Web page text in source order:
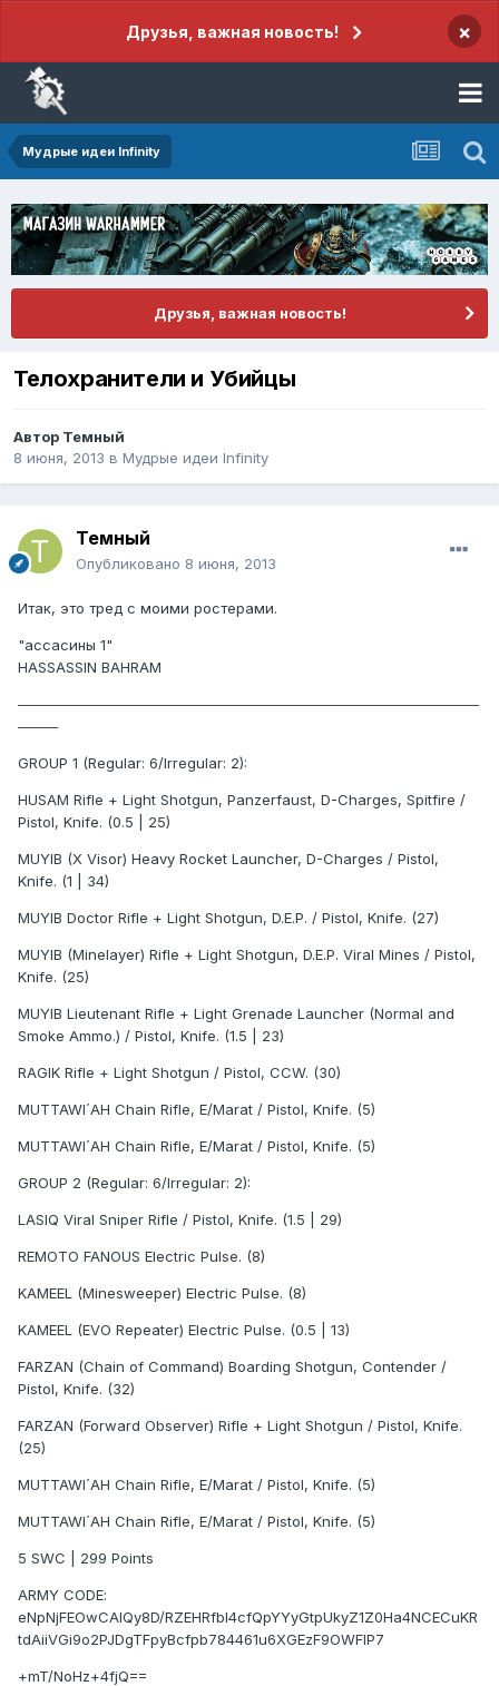
Друзья, важная новость! ×
Мудрые идеи Infinity
Друзья, важная новость!
Телохранители и Убийцы
Автор Темный
8 июня, 2013 в Мудрые идеи Infinity
Темный
Опубликовано 8 июня, 2013
Итак, это тред с моими ростерами.
"ассасины 1"
HASSASSIN BAHRAM
──────────────────────────────────────────────
────
GROUP 1 (Regular: 6/Irregular: 2):
HUSAM Rifle + Light Shotgun, Panzerfaust, D-Charges, Spitfire /
Pistol, Knife. (0.5 | 25)
MUYIB (X Visor) Heavy Rocket Launcher, D-Charges / Pistol,
Knife. (1 | 34)
MUYIB Doctor Rifle + Light Shotgun, D.E.P. / Pistol, Knife. (27)
MUYIB (Minelayer) Rifle + Light Shotgun, D.E.P. Viral Mines / Pistol,
Knife. (25)
MUYIB Lieutenant Rifle + Light Grenade Launcher (Normal and
Smoke Ammo.) / Pistol, Knife. (1.5 | 23)
RAGIK Rifle + Light Shotgun / Pistol, CCW. (30)
MUTTAWI´AH Chain Rifle, E/Marat / Pistol, Knife. (5)
MUTTAWI´AH Chain Rifle, E/Marat / Pistol, Knife. (5)
GROUP 2 (Regular: 6/Irregular: 2):
LASIQ Viral Sniper Rifle / Pistol, Knife. (1.5 | 29)
REMOTO FANOUS Electric Pulse. (8)
KAMEEL (Minesweeper) Electric Pulse. (8)
KAMEEL (EVO Repeater) Electric Pulse. (0.5 | 13)
FARZAN (Chain of Command) Boarding Shotgun, Contender /
Pistol, Knife. (32)
FARZAN (Forward Observer) Rifle + Light Shotgun / Pistol, Knife.
(25)
MUTTAWI´AH Chain Rifle, E/Marat / Pistol, Knife. (5)
MUTTAWI´AH Chain Rifle, E/Marat / Pistol, Knife. (5)
5 SWC | 299 Points
ARMY CODE:
eNpNjFEOwCAIQy8D/RZEHRfbl4cfQpYYyGtpUkyZ1Z0Ha4NCECuKR
tdAiiVGi9o2PJDgTFpyBcfpb784461u6XGEzF9OWFlP7
+mT/NoHz+4fjQ==